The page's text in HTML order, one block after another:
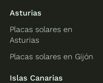
Asturias
Placas solares en
Asturias
Placas solares en Gijón
Islas Canarias